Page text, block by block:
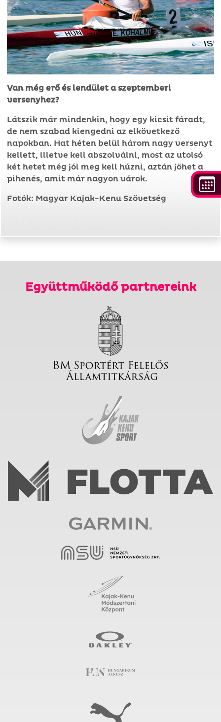
Van még erő és lendület a szeptemberi
versenyhez?
Látszik már mindenkin, hogy egy kicsit fáradt,
de nem szabad kiengedni az elkövetkező
napokban. Hat héten belül három nagy versenyt
kellett, illetve kell abszolválni, most az utolsó
két hetet még jól meg kell húzni, aztán jöhet a
pihenés, amit már nagyon várok.
Fotók: Magyar Kajak-Kenu Szövetség
Együttműködő partnereink